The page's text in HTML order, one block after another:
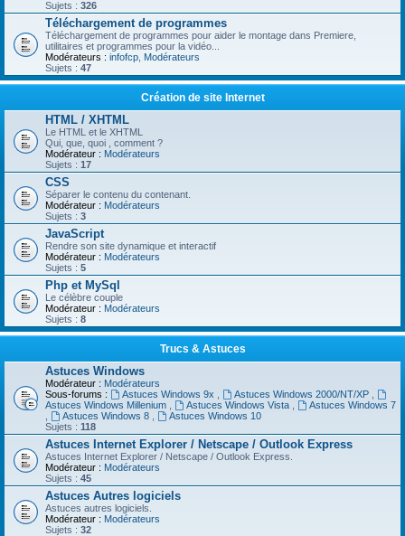
Sujets : 326
Téléchargement de programmes
Téléchargement de programmes pour aider le montage dans Premiere,
utilitaires et programmes pour la vidéo...
Modérateurs : infofcp Modérateurs
Sujets : 47
Création de site Internet
HTML / XHTML
Le HTML et le XHTML
Qui, que, quoi , comment ?
Modérateur : Modérateurs
Sujets : 17
CSS
Séparer le contenu du contenant.
Modérateur : Modérateurs
Sujets : 3
JavaScript
Rendre son site dynamique et interactif
Modérateur : Modérateurs
Sujets : 5
Php et MySql
Le célèbre couple
Modérateur : Modérateurs
Sujets : 8
Trucs & Astuces
Astuces Windows
Modérateur : Modérateurs
Sous-forums :
Astuces Windows 9x Astuces Windows 2000/NT/XP
Astuces Windows Millenium
Astuces Windows Vista
Astuces Windows 7
Astuces Windows 8
Astuces Windows 10
Sujets : 118
Astuces Internet Explorer / Netscape / Outlook Express
Astuces Internet Explorer / Netscape / Outlook Express.
Modérateur : Modérateurs
Sujets : 45
Astuces Autres logiciels
Astuces autres logiciels.
Modérateur : Modérateurs
Sujets : 32